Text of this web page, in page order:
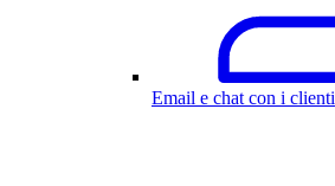
Email e chat con i clienti